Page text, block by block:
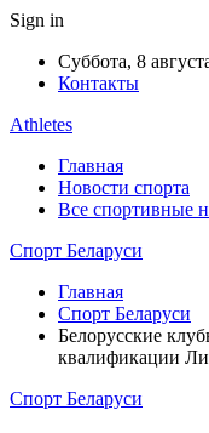
Sign in
Суббота, 8
Контакты
Athletes
Главная
Новости спорта
Все спортивные
Спорт Беларуси
Главная
Спорт Беларуси
Белорусские
квалификации
Спорт Беларуси